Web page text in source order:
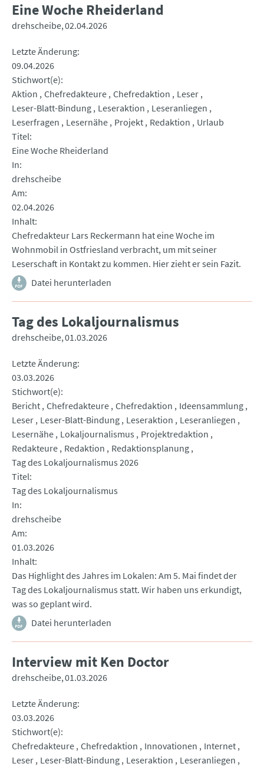
Eine Woche Rheiderland
drehscheibe 02.04.2026
Letzte Änderung
09.04.2026
Stichwort(e)
Aktion Chefredakteure Chefredaktion
Leser
Leser-Blatt-Bindung Leseraktion
Leseranliegen
Leserfragen
Lesernähe Projekt Redaktion
Urlaub
Titel
Eine Woche Rheiderland
In
drehscheibe
Am
02.04.2026
Inhalt
Chefredakteur Lars Reckermann hat eine Woche im
Wohnmobil in Ostfriesland verbracht, um mit seiner
Leserschaft in Kontakt zu kommen. Hier zieht er sein Fazit.
Datei herunterladen
Tag des Lokaljournalismus
drehscheibe 01.03.2026
Letzte Änderung
03.03.2026
Stichwort(e)
Bericht Chefredakteure Chefredaktion
Ideensammlung
Leser Leser-Blatt-Bindung Leseraktion
Leseranliegen
Lesernähe Lokaljournalismus
Projektredaktion
Redakteure Redaktion
Redaktionsplanung
Tag des Lokaljournalismus 2026
Titel
Tag des Lokaljournalismus
In
drehscheibe
Am
01.03.2026
Inhalt
Das Highlight des Jahres im Lokalen: Am 5. Mai findet der
Tag des Lokaljournalismus statt. Wir haben uns erkundigt,
was so geplant wird.
Datei herunterladen
Interview mit Ken Doctor
drehscheibe 01.03.2026
Letzte Änderung
03.03.2026
Stichwort(e)
Chefredakteure Chefredaktion Innovationen
Internet
Leser Leser-Blatt-Bindung Leseraktion Leseranliegen